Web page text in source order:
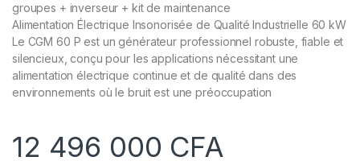
groupes + inverseur + kit de maintenance
Alimentation Électrique Insonorisée de Qualité Industrielle 60 kW
Le CGM 60 P est un générateur professionnel robuste, fiable et
silencieux, conçu pour les applications nécessitant une
alimentation électrique continue et de qualité dans des
environnements où le bruit est une préoccupation
12 496 000 CFA